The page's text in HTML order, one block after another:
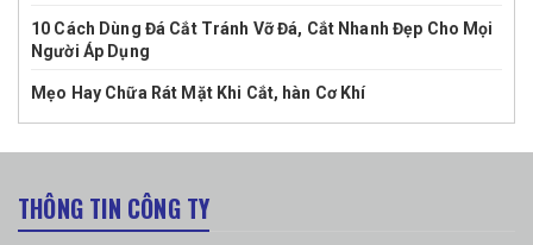
10 Cách Dùng Đá Cắt Tránh Vỡ Đá, Cắt Nhanh Đẹp Cho Mọi
Người Áp Dụng
Mẹo Hay Chữa Rát Mặt Khi Cắt, hàn Cơ Khí
THÔNG TIN CÔNG TY